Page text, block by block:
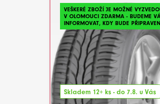
VEŠKERÉ ZBOŽÍ JE MOŽNÉ
V OLOMOUCI ZDARMA - BUDEME
INFORMOVAT, KDY BUDE
Skladem 12+ ks - do 7.8. u Vás